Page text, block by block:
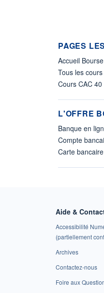
PAGES
Accueil Bourse
Tous les
Cours CAC 40
L'OFFRE
Banque en
Compte
Carte bancaire
Aide &
Accessibilité
(partiellement
Archives
Contactez-nous
Foire aux